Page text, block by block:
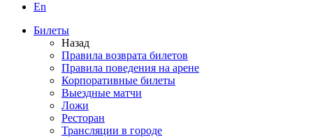
En
Билеты
Назад
Правила возврата билетов
Правила поведения на арене
Корпоративные билеты
Выездные матчи
Ложи
Ресторан
Трансляции в городе